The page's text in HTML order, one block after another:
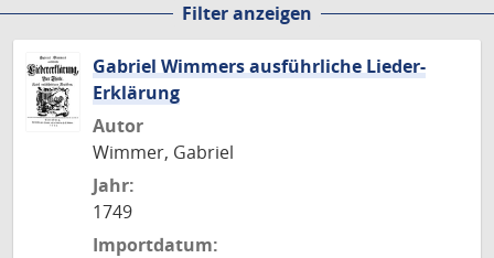
Filter anzeigen
Gabriel Wimmers ausführliche Lieder-
Erklärung
Autor
Wimmer, Gabriel
Jahr:
1749
Importdatum: